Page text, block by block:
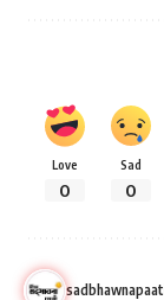
Love
0
Sad
0